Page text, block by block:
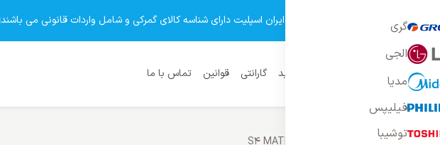
تمامی محصولات فروشگاه ایران اسپلیت دارای شناسه کالای گمرکی و شامل واردات قانونی می باشند گری
الجی
مدیا
فیلیپس
توشیبا
خانه راهنمای خرید گارانتی قوانین تماس با ما
گری / کولر گازی 36000 گری مدل S4 MATIC